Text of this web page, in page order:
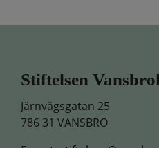
Stiftelsen
Järnvägsgatan 25
786 31 VANSBRO